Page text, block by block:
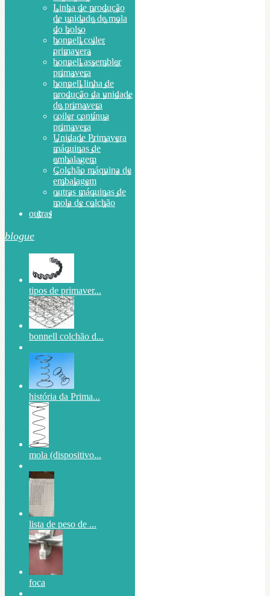
Linha de produção
de unidade de mola
do bolso
bonnell coiler
primavera
bonnell assembler
primavera
bonnell linha de
produção da unidade
de primavera
coiler contínua
primavera
Unidade Primavera
máquinas de
embalagem
Colchão máquina de
embalagem
outras máquinas de
mola de colchão
outras
blogue
tipos de primaver...
bonnell colchão d...
história da Prima...
mola (dispositivo...
lista de peso de ...
foca